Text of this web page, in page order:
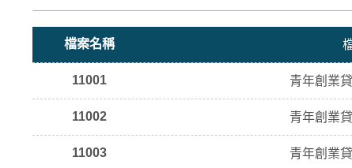
檔案名稱
11001 青年創業
11002 青年創業
11003 青年創業